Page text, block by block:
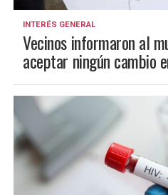
INTERÉS GENERAL
Vecinos informaron al
aceptar ningún cambio